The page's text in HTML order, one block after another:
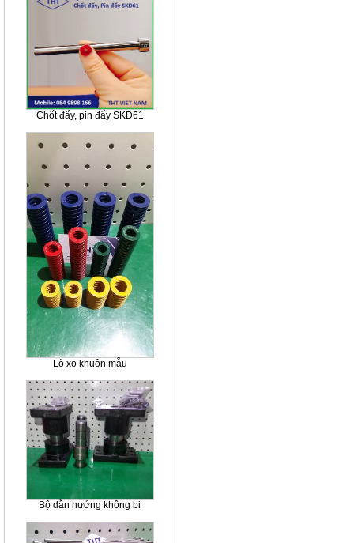
Chốt đẩy, pin đẩy SKD61
Lò xo khuôn mẫu
Bộ dẫn hướng không bi